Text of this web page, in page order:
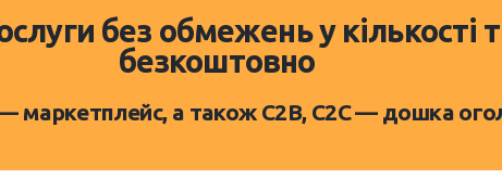
без обмежень у
безкоштовно
— маркетплейс, а також C2B, C2C — дошка